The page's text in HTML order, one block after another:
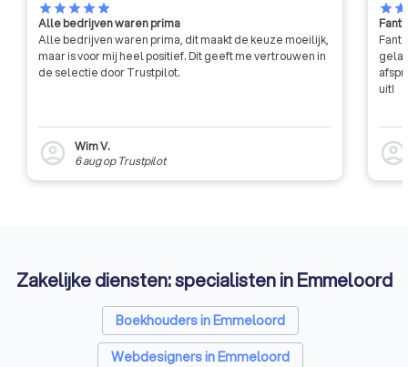
starstarstarstarstar
Alle bedrijven waren prima
Alle bedrijven waren prima, dit maakt de keuze moeilijk,
maar is voor mij heel positief. Dit geeft me vertrouwen in
de selectie door Trustpilot.
account_circle
Wim V.
6 augop Trustpilot
starstar
uit!
account_circle
Zakelijke diensten: specialisten in Emmeloord
Boekhouders in Emmeloord
Webdesigners in Emmeloord